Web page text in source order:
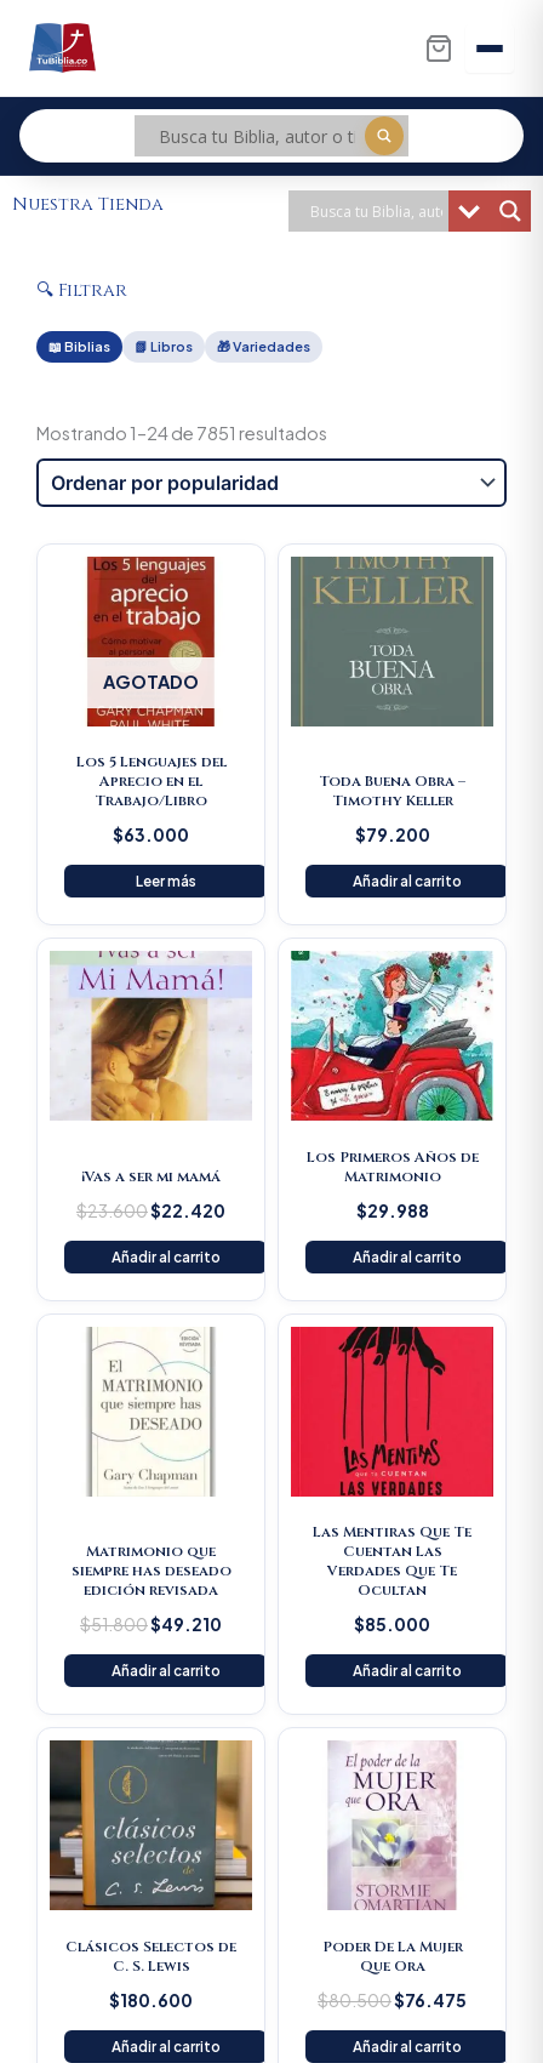
contenido
Nuestra Tienda
🔍 Filtrar
📖 Biblias 📗 Libros 🎁 Variedades
Mostrando 1–24 de 7851 resultados
AGOTADO
Los 5 Lenguajes del
Aprecio en el
Trabajo/Libro
$63.000
Leer más
Toda Buena Obra –
Timothy Keller
$79.200
Añadir al carrito
¡Vas a ser mi mamá
$23.600
Original
price
was:
$23.600.
$22.420
Current
price
$22.420.
Añadir al carrito
Los Primeros Años de
Matrimonio
$29.988
Añadir al carrito
Matrimonio que
siempre has deseado
edición revisada
$51.800
Original
price
was:
$51.800.
$49.210
Current
Añadir al carrito
Las Mentiras Que Te
Cuentan Las
Verdades Que Te
Ocultan
$85.000
Añadir al carrito
Clásicos Selectos de
C. S. Lewis
$180.600
Añadir al carrito
Poder De La Mujer
Que Ora
$80.500
Original
price
was:
$80.500.
$76.475
Current
Añadir al carrito